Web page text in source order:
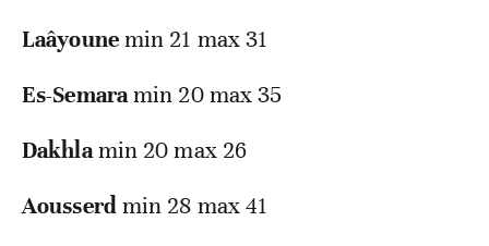
Laâyounemin 21 max 31
Es-Semaramin 20 max 35
Dakhlamin 20 max 26
Aousserdmin 28 max 41